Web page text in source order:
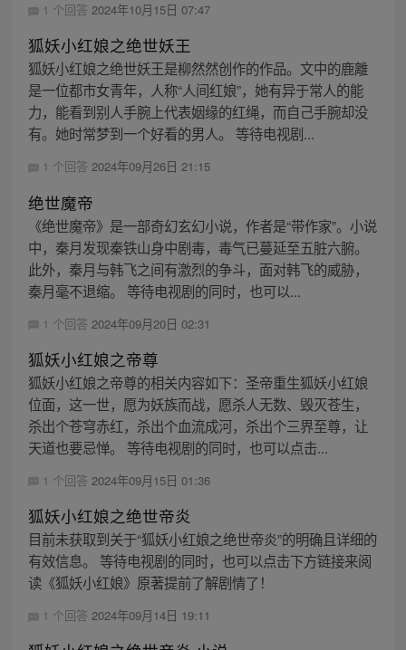
1 个回答 2024年10月15日 07:47
狐妖小红娘之绝世妖王
狐妖小红娘之绝世妖王是柳然然创作的作品。文中的鹿離
是一位都市女青年，人称“人间红娘”，她有异于常人的能
力，能看到别人手腕上代表姻缘的红绳，而自己手腕却没
有。她时常梦到一个好看的男人。 等待电视剧...
1 个回答 2024年09月26日 21:15
绝世魔帝
《绝世魔帝》是一部奇幻玄幻小说，作者是“带作家”。小说
中，秦月发现秦铁山身中剧毒，毒气已蔓延至五脏六腑。
此外，秦月与韩飞之间有激烈的争斗，面对韩飞的威胁，
秦月毫不退缩。 等待电视剧的同时，也可以...
1 个回答 2024年09月20日 02:31
狐妖小红娘之帝尊
狐妖小红娘之帝尊的相关内容如下：圣帝重生狐妖小红娘
位面，这一世，愿为妖族而战，愿杀人无数、毁灭苍生，
杀出个苍穹赤红，杀出个血流成河，杀出个三界至尊，让
天道也要忌惮。 等待电视剧的同时，也可以点击...
1 个回答 2024年09月15日 01:36
狐妖小红娘之绝世帝炎
目前未获取到关于“狐妖小红娘之绝世帝炎”的明确且详细的
有效信息。 等待电视剧的同时，也可以点击下方链接来阅
读《狐妖小红娘》原著提前了解剧情了！
1 个回答 2024年09月14日 19:11